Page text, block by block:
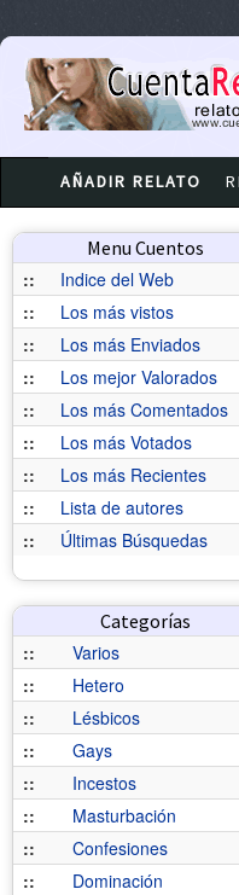
AÑADIR RELATO
Menu Cuentos
::
Indice del Web
::
Los más vistos
::
Los más Enviados
::
Los mejor Valorados
::
Los más Comentados
::
Los más Votados
::
Los más Recientes
::
Lista de autores
::
Últimas Búsquedas
Categorías
::
Varios
::
Hetero
::
Lésbicos
::
Gays
::
Incestos
::
Masturbación
::
Confesiones
::
Dominación